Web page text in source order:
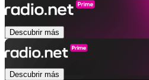
Descubrir más
Descubrir más